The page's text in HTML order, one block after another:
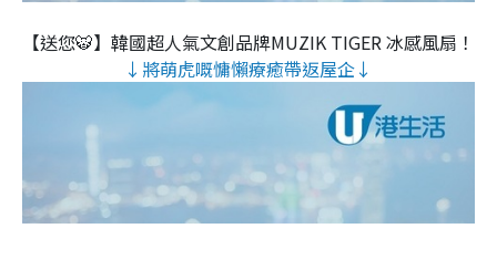
【送您🐯】韓國超人氣文創品牌MUZIK TIGER 冰感風扇！
↓將萌虎嘅慵懶療癒帶返屋企↓